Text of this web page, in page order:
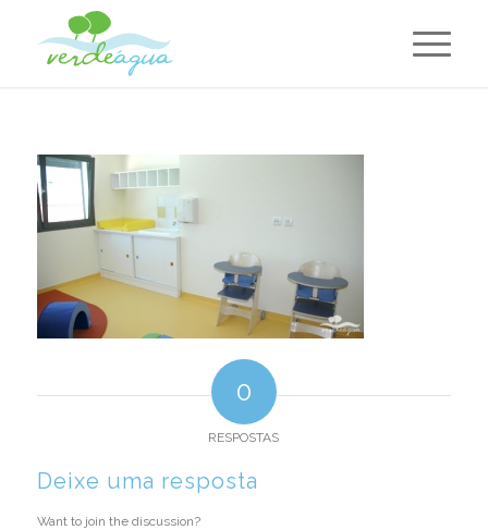
0
RESPOSTAS
Deixe uma resposta
Want to join the discussion?